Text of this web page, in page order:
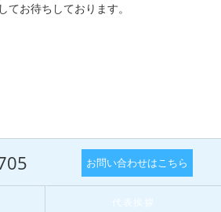
てお待ちしております。
お問い合わせはこちら
代表挨拶